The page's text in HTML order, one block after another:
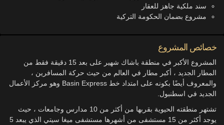
سند ملكية جاهز للعقار
مشروع بضمان الحكومة التركية
خصائص المشروع
المشروع الأكبر في منطقة باشاك شهير على بعد 15 دقيقة فقط من
المطار الجديد ، أكبر مطار في العالم من حيث حركة المسافرين ،
والمعروف أيضًا بكونه على امتداد خط Basin Express وهو مركز الأعمال
الجديد في اسطنبول.
تشتهر منطقته الحيوية بقربها من أكثر من 10 مدارس وجامعات ، حيث
يوجد أكثر من 15 مستشفى من أشهرها مستشفى ميغا سيتي الذي يبعد 5